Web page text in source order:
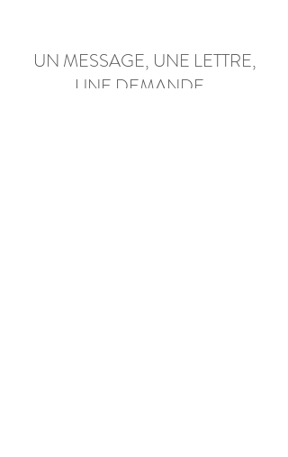
UN MESSAGE, UNE LETTRE,
UNE DEMANDE...